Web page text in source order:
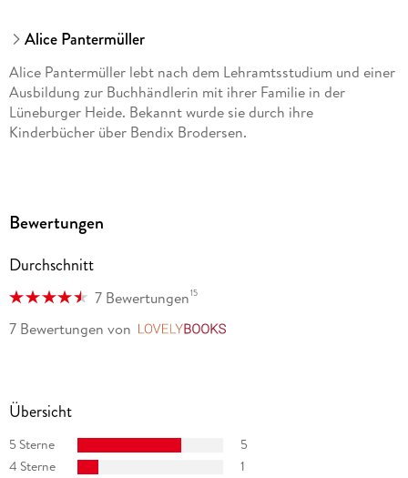
Alice Pantermüller
Alice Pantermüller lebt nach dem Lehramtsstudium und einer
Ausbildung zur Buchhändlerin mit ihrer Familie in der
Lüneburger Heide. Bekannt wurde sie durch ihre
Kinderbücher über Bendix Brodersen.
Bewertungen
Durchschnitt
7 Bewertungen15
7 Bewertungen von
Übersicht
5 Sterne
5
4 Sterne
1